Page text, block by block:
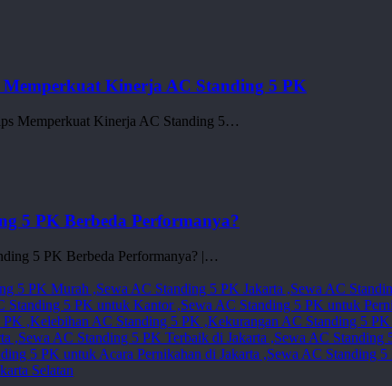
Kinerja AC Standing 5 PK
Memperkuat Kinerja AC Standing 5…
5 PK Berbeda Performanya?
5 PK Berbeda Performanya? |…